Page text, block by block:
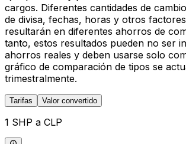
cargos. Diferentes cantidades de
de divisa, fechas, horas y otros
resultarán en diferentes ahorros de
tanto, estos resultados pueden no ser
ahorros reales y deben usarse solo
gráfico de comparación de tipos se
trimestralmente.
Tarifas Valor convertido
1 SHP a CLP